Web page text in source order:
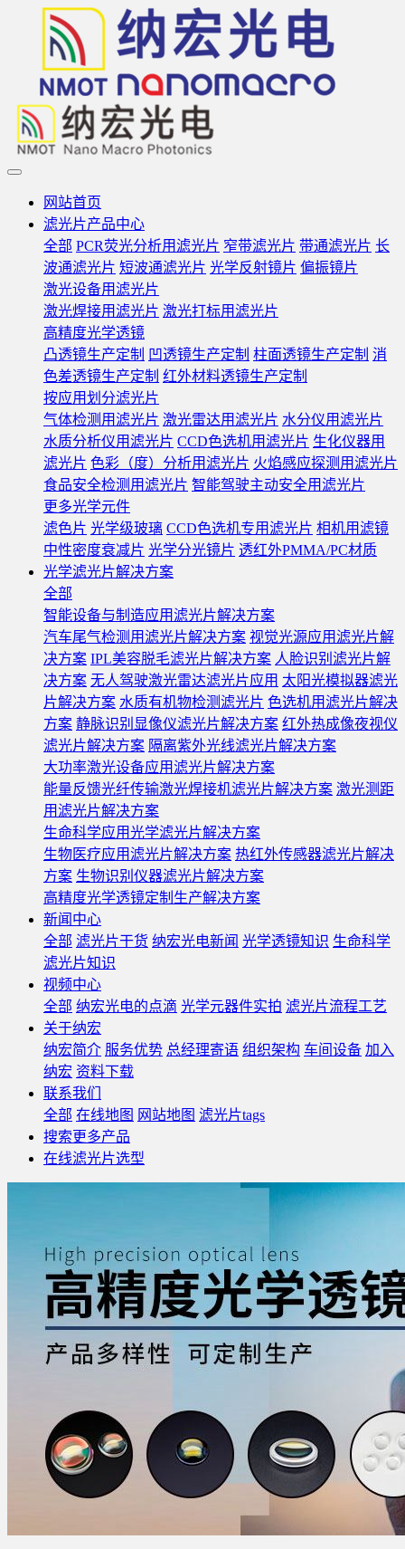
网站首页
滤光片产品中心
全部 PCR荧光分析用滤光片 窄带滤光片 带通滤光片 长
波通滤光片 短波通滤光片 光学反射镜片 偏振镜片
激光设备用滤光片
激光焊接用滤光片 激光打标用滤光片
高精度光学透镜
凸透镜生产定制 凹透镜生产定制 柱面透镜生产定制 消
色差透镜生产定制 红外材料透镜生产定制
按应用划分滤光片
气体检测用滤光片 激光雷达用滤光片 水分仪用滤光片
水质分析仪用滤光片 CCD色选机用滤光片 生化仪器用
滤光片 色彩（度）分析用滤光片 火焰感应探测用滤光片
食品安全检测用滤光片 智能驾驶主动安全用滤光片
更多光学元件
滤色片 光学级玻璃 CCD色选机专用滤光片 相机用滤镜
中性密度衰减片 光学分光镜片 透红外PMMA/PC材质
光学滤光片解决方案
全部
智能设备与制造应用滤光片解决方案
汽车尾气检测用滤光片解决方案 视觉光源应用滤光片解
决方案 IPL美容脱毛滤光片解决方案 人脸识别滤光片解
决方案 无人驾驶激光雷达滤光片应用 太阳光模拟器滤光
片解决方案 水质有机物检测滤光片 色选机用滤光片解决
方案 静脉识别显像仪滤光片解决方案 红外热成像夜视仪
滤光片解决方案 隔离紫外光线滤光片解决方案
大功率激光设备应用滤光片解决方案
能量反馈光纤传输激光焊接机滤光片解决方案 激光测距
用滤光片解决方案
生命科学应用光学滤光片解决方案
生物医疗应用滤光片解决方案 热红外传感器滤光片解决
方案 生物识别仪器滤光片解决方案
高精度光学透镜定制生产解决方案
新闻中心
全部 滤光片干货 纳宏光电新闻 光学透镜知识 生命科学
滤光片知识
视频中心
全部 纳宏光电的点滴 光学元器件实拍 滤光片流程工艺
关于纳宏
纳宏简介 服务优势 总经理寄语 组织架构 车间设备 加入
纳宏 资料下载
联系我们
全部 在线地图 网站地图 滤光片tags
搜索更多产品
在线滤光片选型